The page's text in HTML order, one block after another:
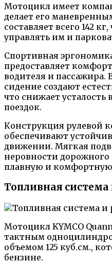
Мотоцикл имеет
делает его
составляет всего 142
управлять им и
Спортивная
предоставляет
водителя и пассажира.
сидение создают
что снижает усталость
поездок.
Конструкция рулевой
обеспечивают
движении. Мягкая
неровности
плавную и комфортную
Топливная система
Мотоцикл KYMCO
тактным
объемом 125 куб.см.,
бензине.